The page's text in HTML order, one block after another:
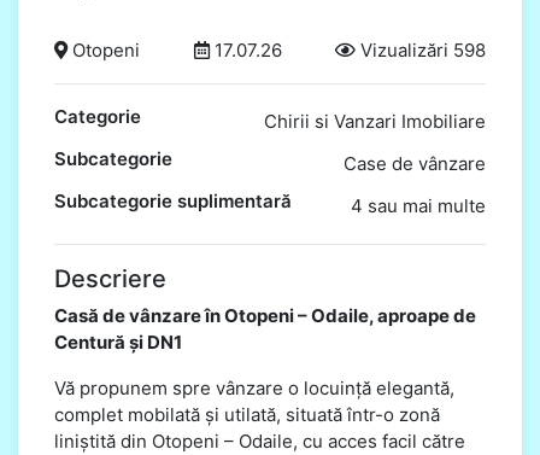
Otopeni 17.07.26 Vizualizări 598
Categorie
Chirii si Vanzari Imobiliare
Subcategorie
Case de vânzare
Subcategorie suplimentară
4 sau mai multe
Descriere
Casă de vânzare în Otopeni – Odaile, aproape de
Centură și DN1
Vă propunem spre vânzare o locuință elegantă,
complet mobilată și utilată, situată într-o zonă
liniștită din Otopeni – Odaile, cu acces facil către